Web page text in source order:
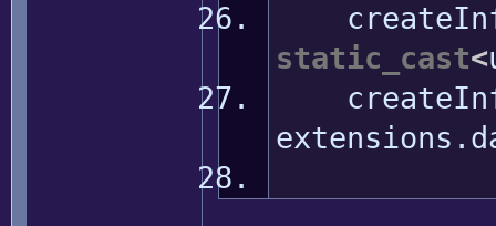
static_cast<
extensions.